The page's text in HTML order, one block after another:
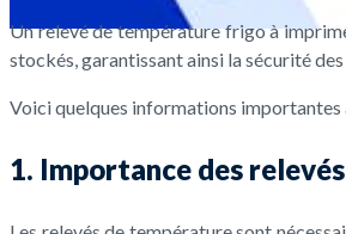
Un relevé de température frigo à
stockés, garantissant ainsi la sécurité
Voici quelques informations
1. Importance des